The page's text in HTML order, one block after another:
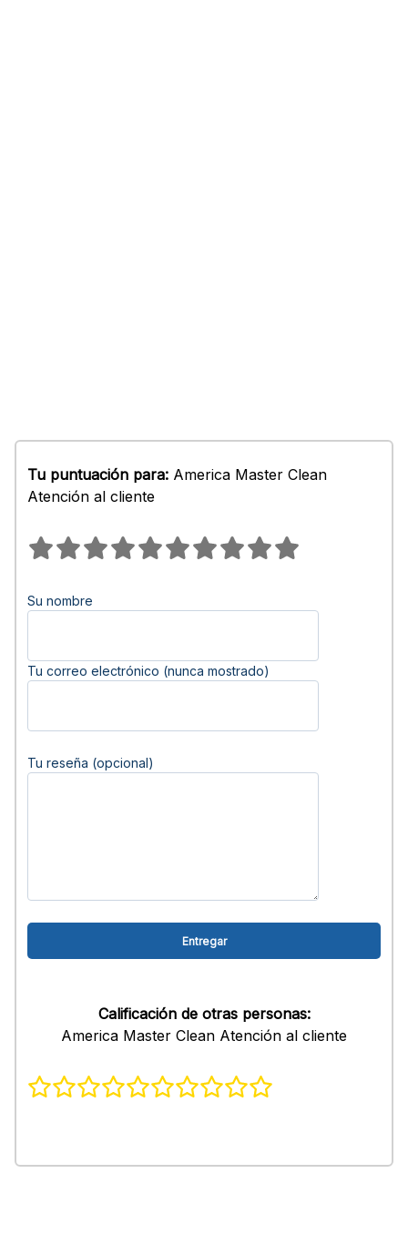
Tu puntuación para: America Master Clean
Atención al cliente
Su nombre
Tu correo electrónico (nunca mostrado)
Tu reseña (opcional)
Calificación de otras personas:
America Master Clean Atención al cliente